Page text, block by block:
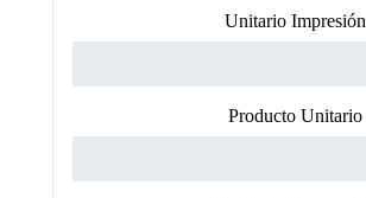
Unitario Impresión
Producto Unitario